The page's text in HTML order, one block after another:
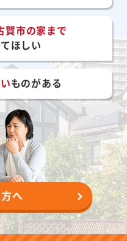
賀市の家まで
ほしい
ものがある
へ